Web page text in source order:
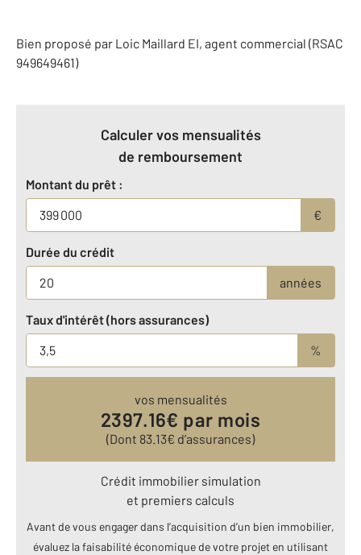
Bien proposé par Loic Maillard EI, agent commercial (RSAC
949649461)
Calculer vos mensualités
de remboursement
Montant du prêt :
€
Durée du crédit
années
Taux d'intérêt (hors assurances)
%
vos mensualités
2397.16€ par mois
(Dont 83.13€ d’assurances)
Crédit immobilier simulation
et premiers calculs
Avant de vous engager dans l’acquisition d’un bien immobilier,
évaluez la faisabilité économique de votre projet en utilisant